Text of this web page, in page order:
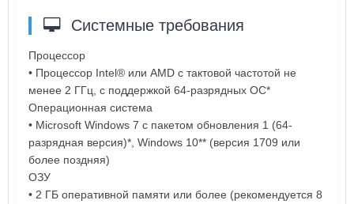
Системные требования
Процессор
• Процессор Intel® или AMD с тактовой частотой не
менее 2 ГГц, с поддержкой 64-разрядных ОС*
Операционная система
• Microsoft Windows 7 с пакетом обновления 1 (64-
разрядная версия)*, Windows 10** (версия 1709 или
более поздняя)
ОЗУ
• 2 ГБ оперативной памяти или более (рекомендуется 8